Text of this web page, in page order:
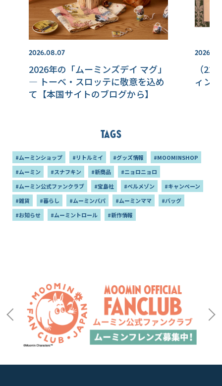
2026.08.07
2026年の「ムーミンズデイ マグ」
― トーベ・スロッテに敬意を込め
て【本国サイトのブログから】
（
ィン
Tags
#ムーミンショップ #リトルミイ #グッズ情報
#MOOMINSHOP
#ムーミン
#スナフキン #新商品
#ニョロニョロ
#ムーミン公式ファンクラブ
#宝島社 #ベルメゾン
#キャンペーン
#雑貨
#暮らし #ムーミンパパ #ムーミンママ
#バッグ
#お知らせ
#ムーミントロール #新作情報